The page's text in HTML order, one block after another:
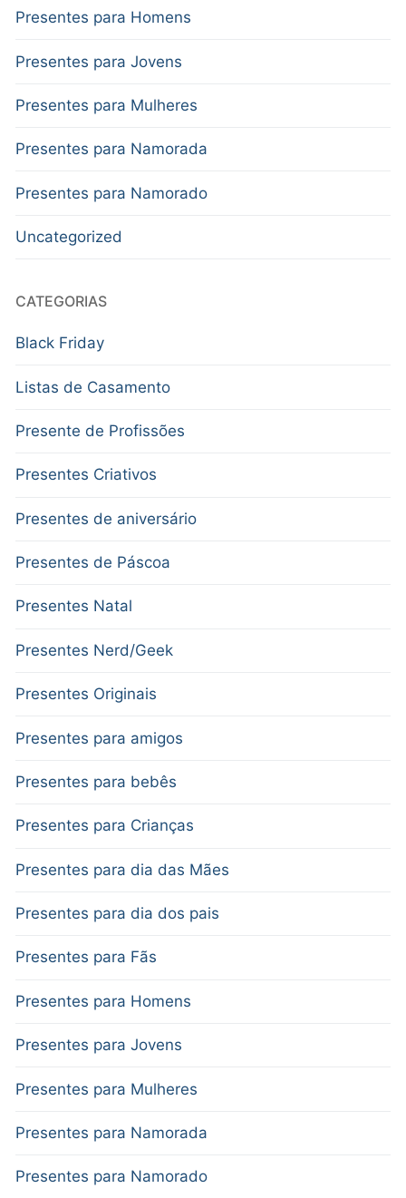
Presentes para Homens
Presentes para Jovens
Presentes para Mulheres
Presentes para Namorada
Presentes para Namorado
Uncategorized
CATEGORIAS
Black Friday
Listas de Casamento
Presente de Profissões
Presentes Criativos
Presentes de aniversário
Presentes de Páscoa
Presentes Natal
Presentes Nerd/Geek
Presentes Originais
Presentes para amigos
Presentes para bebês
Presentes para Crianças
Presentes para dia das Mães
Presentes para dia dos pais
Presentes para Fãs
Presentes para Homens
Presentes para Jovens
Presentes para Mulheres
Presentes para Namorada
Presentes para Namorado